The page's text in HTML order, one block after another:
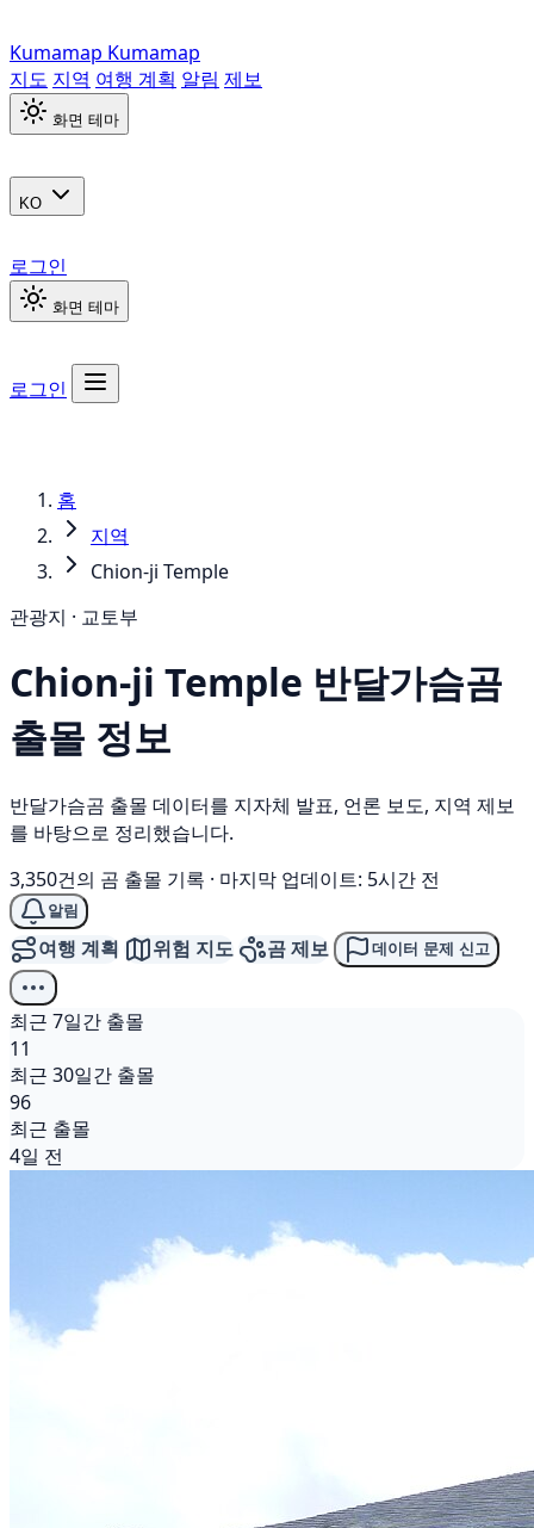
Kumamap Kumamap
지도 지역 여행 계획 알림 제보
화면 테마
KO
로그인
화면 테마
로그인
홈
지역
Chion-ji Temple
관광지 · 교토부
Chion-ji Temple 반달가슴곰
출몰 정보
반달가슴곰 출몰 데이터를 지자체 발표, 언론 보도, 지역 제보
를 바탕으로 정리했습니다.
3,350건의 곰 출몰 기록 · 마지막 업데이트: 5시간 전
알림
여행 계획 위험 지도 곰 제보 데이터 문제 신고
최근 7일간 출몰
11
최근 30일간 출몰
96
최근 출몰
4일 전